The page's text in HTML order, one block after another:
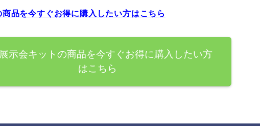
品を今すぐお得に購入したい方はこちら
示会キットの商品を今すぐお得に購入したい方
はこちら